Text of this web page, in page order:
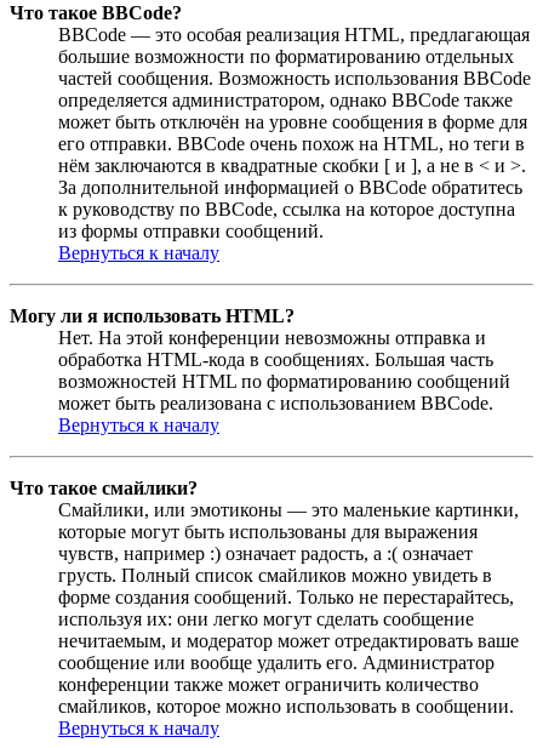
Что такое BBCode?
BBCode — это особая реализация HTML, предлагающая
большие возможности по форматированию отдельных
частей сообщения. Возможность использования BBCode
определяется администратором, однако BBCode также
может быть отключён на уровне сообщения в форме для
его отправки. BBCode очень похож на HTML, но теги в
нём заключаются в квадратные скобки [ и ], а не в < и >.
За дополнительной информацией о BBCode обратитесь
к руководству по BBCode, ссылка на которое доступна
из формы отправки сообщений.
Вернуться к началу
Могу ли я использовать HTML?
Нет. На этой конференции невозможны отправка и
обработка HTML-кода в сообщениях. Большая часть
возможностей HTML по форматированию сообщений
может быть реализована с использованием BBCode.
Вернуться к началу
Что такое смайлики?
Смайлики, или эмотиконы — это маленькие картинки,
которые могут быть использованы для выражения
чувств, например :) означает радость, а :( означает
грусть. Полный список смайликов можно увидеть в
форме создания сообщений. Только не перестарайтесь,
используя их: они легко могут сделать сообщение
нечитаемым, и модератор может отредактировать ваше
сообщение или вообще удалить его. Администратор
конференции также может ограничить количество
смайликов, которое можно использовать в сообщении.
Вернуться к началу